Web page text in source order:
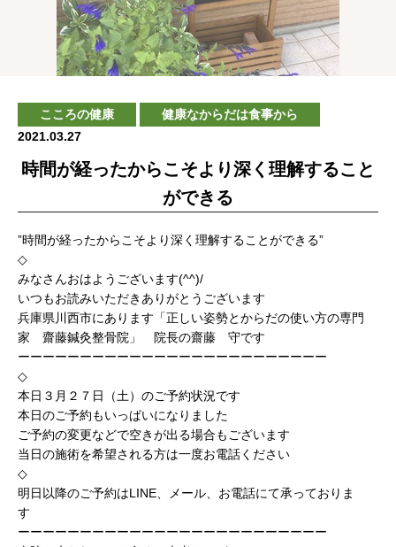
こころの健康
健康なからだは食事から
2021.03.27
時間が経ったからこそより深く理解すること
ができる
”時間が経ったからこそより深く理解することができる”
◇
みなさんおはようございます(^^)/
いつもお読みいただきありがとうございます
兵庫県川西市にあります「正しい姿勢とからだの使い方の専門
家 齋藤鍼灸整骨院」 院長の齋藤 守です
ーーーーーーーーーーーーーーーーーーーーーーーーー
◇
本日３月２７日（土）のご予約状況です
本日のご予約もいっぱいになりました
ご予約の変更などで空きが出る場合もございます
当日の施術を希望される方は一度お電話ください
◇
明日以降のご予約はLINE、メール、お電話にて承っておりま
す
ーーーーーーーーーーーーーーーーーーーーーーーーー